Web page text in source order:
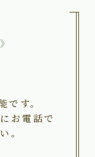
です。
お電話で
。